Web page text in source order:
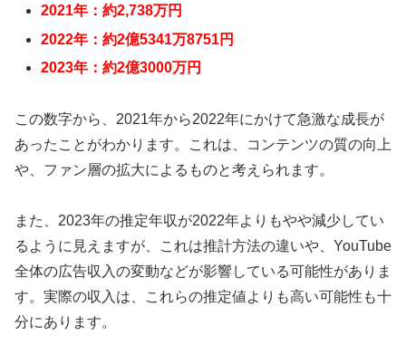
2021年：約2,738万円
2022年：約2億5341万8751円
2023年：約2億3000万円
この数字から、2021年から2022年にかけて急激な成長が
あったことがわかります。これは、コンテンツの質の向上
や、ファン層の拡大によるものと考えられます。
また、2023年の推定年収が2022年よりもやや減少してい
るように見えますが、これは推計方法の違いや、YouTube
全体の広告収入の変動などが影響している可能性がありま
す。実際の収入は、これらの推定値よりも高い可能性も十
分にあります。